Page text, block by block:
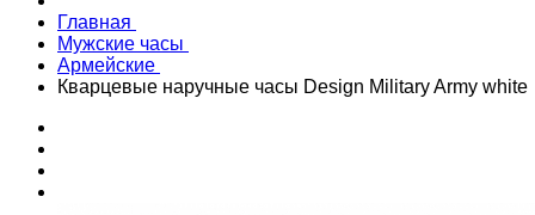
Главная
Мужские часы
Армейские
Кварцевые наручные часы Design Military Army white